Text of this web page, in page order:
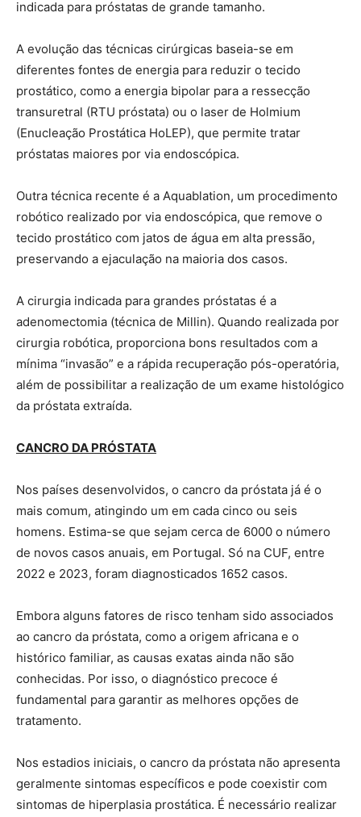
indicada para próstatas de grande tamanho.
A evolução das técnicas cirúrgicas baseia-se em
diferentes fontes de energia para reduzir o tecido
prostático, como a energia bipolar para a ressecção
transuretral (RTU próstata) ou o laser de Holmium
(Enucleação Prostática HoLEP), que permite tratar
próstatas maiores por via endoscópica.
Outra técnica recente é a Aquablation, um procedimento
robótico realizado por via endoscópica, que remove o
tecido prostático com jatos de água em alta pressão,
preservando a ejaculação na maioria dos casos.
A cirurgia indicada para grandes próstatas é a
adenomectomia (técnica de Millin). Quando realizada por
cirurgia robótica, proporciona bons resultados com a
mínima “invasão” e a rápida recuperação pós-operatória,
além de possibilitar a realização de um exame histológico
da próstata extraída.
CANCRO DA PRÓSTATA
Nos países desenvolvidos, o cancro da próstata já é o
mais comum, atingindo um em cada cinco ou seis
homens. Estima-se que sejam cerca de 6000 o número
de novos casos anuais, em Portugal. Só na CUF, entre
2022 e 2023, foram diagnosticados 1652 casos.
Embora alguns fatores de risco tenham sido associados
ao cancro da próstata, como a origem africana e o
histórico familiar, as causas exatas ainda não são
conhecidas. Por isso, o diagnóstico precoce é
fundamental para garantir as melhores opções de
tratamento.
Nos estadios iniciais, o cancro da próstata não apresenta
geralmente sintomas específicos e pode coexistir com
sintomas de hiperplasia prostática. É necessário realizar